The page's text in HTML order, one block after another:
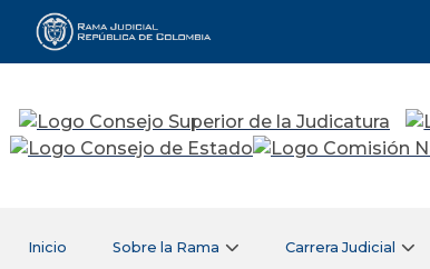
Rama Judicial
Inicio Sobre la Rama Carrera Judicial